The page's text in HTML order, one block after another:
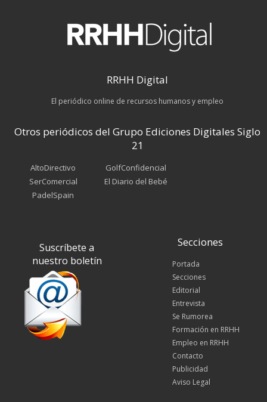
RRHH Digital
El periódico online de recursos humanos y empleo
Otros periódicos del Grupo Ediciones Digitales Siglo
21
AltoDirectivo
SerComercial
PadelSpain
GolfConfidencial
El Diario del Bebé
Suscríbete a
nuestro boletín
Secciones
Portada
Secciones
Editorial
Entrevista
Se Rumorea
Formación en RRHH
Empleo en RRHH
Contacto
Publicidad
Aviso Legal